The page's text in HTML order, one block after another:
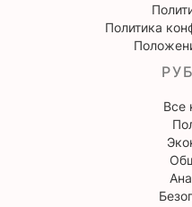
Политика
Все